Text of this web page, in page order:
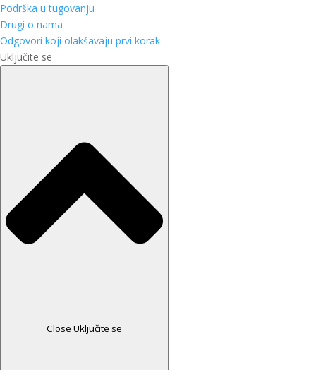
Podrška u tugovanju
Drugi o nama
Odgovori koji olakšavaju prvi korak
Uključite se
Close Uključite se